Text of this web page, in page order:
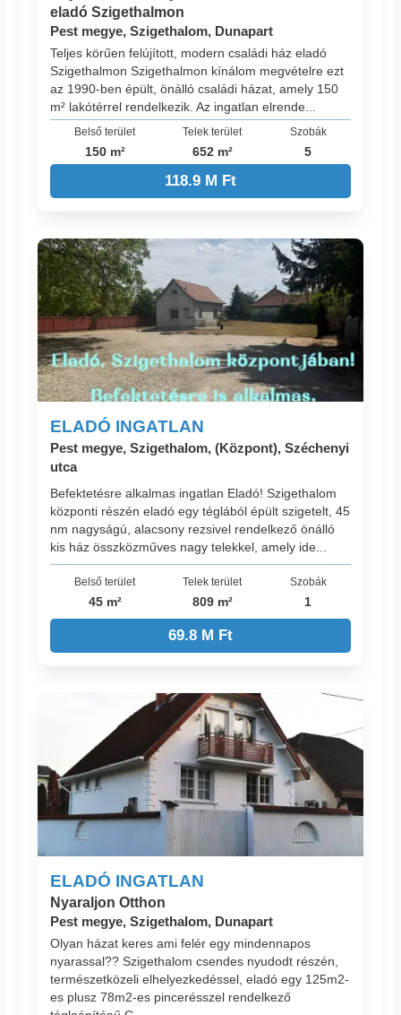
eladó Szigethalmon
Pest megye, Szigethalom, Dunapart
Teljes körűen felújított, modern családi ház eladó
Szigethalmon Szigethalmon kínálom megvételre ezt
az 1990-ben épült, önálló családi házat, amely 150
m² lakótérrel rendelkezik. Az ingatlan elrende...
Belső terület
150 m²
Telek terület
652 m²
Szobák
5
118.9 M Ft
ELADÓ INGATLAN
Pest megye, Szigethalom, (Központ), Széchenyi
utca
Befektetésre alkalmas ingatlan Eladó! Szigethalom
központi részén eladó egy téglából épült szigetelt, 45
nm nagyságú, alacsony rezsivel rendelkező önálló
kis ház összközműves nagy telekkel, amely ide...
Belső terület
45 m²
Telek terület
809 m²
Szobák
1
69.8 M Ft
ELADÓ INGATLAN
Nyaraljon Otthon
Pest megye, Szigethalom, Dunapart
Olyan házat keres ami felér egy mindennapos
nyarassal?? Szigethalom csendes nyudodt részén,
természetközeli elhelyezkedéssel, eladó egy 125m2-
es plusz 78m2-es pincerésszel rendelkező